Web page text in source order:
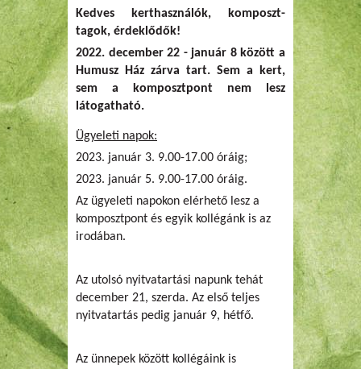
Kedves kerthasználók, komposzt-
tagok, érdeklődők!
2022. december 22 - január 8 között a
Humusz Ház zárva tart. Sem a kert,
sem a komposztpont nem lesz
látogatható.
Ügyeleti napok:
2023. január 3. 9.00-17.00 óráig;
2023. január 5. 9.00-17.00 óráig.
Az ügyeleti napokon elérhető lesz a
komposztpont és egyik kollégánk is az
irodában.
Az utolsó nyitvatartási napunk tehát
december 21, szerda. Az első teljes
nyitvatartás pedig január 9, hétfő.
Az ünnepek között kollégáink is